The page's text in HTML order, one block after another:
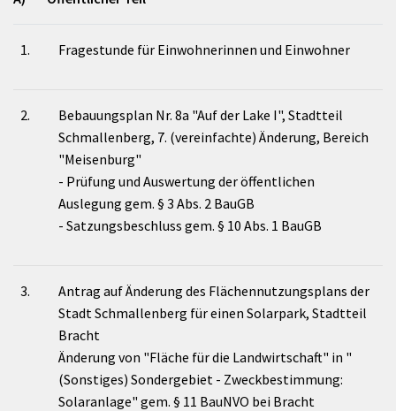
1. Fragestunde für Einwohnerinnen und Einwohner
2.
Bebauungsplan Nr. 8a "Auf der Lake I", Stadtteil
Schmallenberg, 7. (vereinfachte) Änderung, Bereich
"Meisenburg"
- Prüfung und Auswertung der öffentlichen
Auslegung gem. § 3 Abs. 2 BauGB
- Satzungsbeschluss gem. § 10 Abs. 1 BauGB
3.
Antrag auf Änderung des Flächennutzungsplans der
Stadt Schmallenberg für einen Solarpark, Stadtteil
Bracht
Änderung von "Fläche für die Landwirtschaft" in "
(Sonstiges) Sondergebiet - Zweckbestimmung:
Solaranlage" gem. § 11 BauNVO bei Bracht